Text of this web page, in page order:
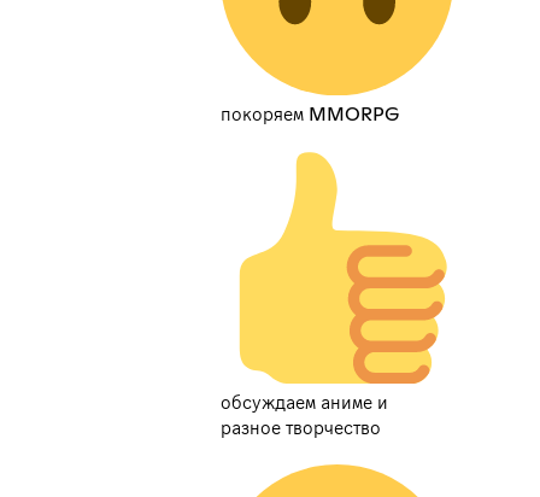
покоряем MMORPG
обсуждаем аниме и
разное творчество